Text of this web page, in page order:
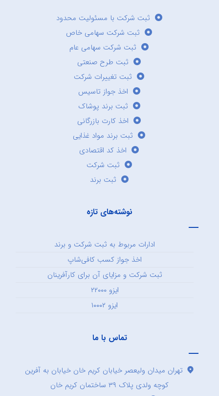
ثبت شرکت با مسئولیت محدود
ثبت شرکت سهامی خاص
ثبت شرکت سهامی عام
ثبت طرح صنعتی
ثبت تغییرات شرکت
اخذ جواز تاسیس
ثبت برند پوشاک
اخذ کارت بازرگانی
ثبت برند مواد غذایی
اخذ کد اقتصادی
ثبت شرکت
ثبت برند
نوشته‌های تازه
ادارات مربوط به ثبت شرکت و برند
اخذ جواز کسب کافی‌شاپ
ثبت شرکت و مزایای آن برای کارآفرینان
ایزو ۲۲۰۰۰
ایزو ۱۰۰۰۲
تماس با ما
تهران میدان ولیعصر خیابان کریم خان خیابان به آفرین
کوچه ولدی پلاک ۳۹ ساختمان کریم خان